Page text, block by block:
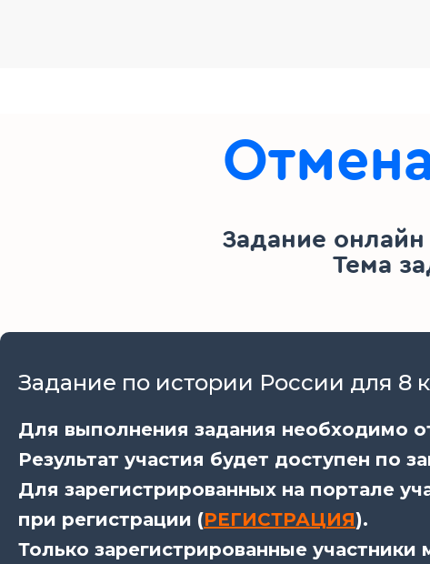
Задание
Тема
Задание по истории России для 8
Для выполнения задания необходимо
Результат участия будет доступен по
Для зарегистрированных на портале
при регистрации (РЕГИСТРАЦИЯ).
Только зарегистрированные